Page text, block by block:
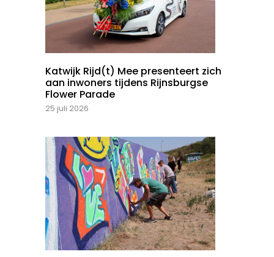
Katwijk Rijd(t) Mee presenteert zich
aan inwoners tijdens Rijnsburgse
Flower Parade
25 juli 2026